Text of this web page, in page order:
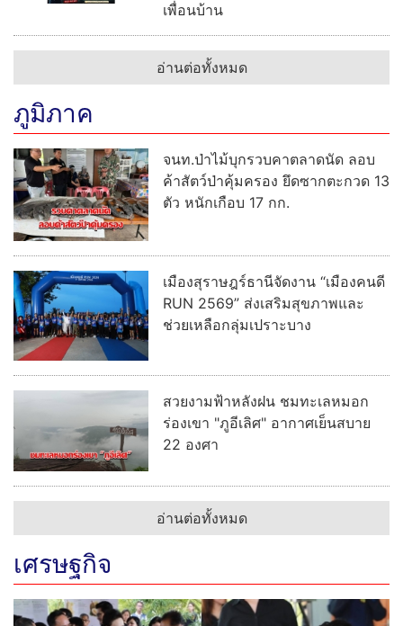
เพื่อนบ้าน
อ่านต่อทั้งหมด
ภูมิภาค
จนท.ป่าไม้บุกรวบคาตลาดนัด ลอบ
ค้าสัตว์ป่าคุ้มครอง ยึดซากตะกวด 13
ตัว หนักเกือบ 17 กก.
เมืองสุราษฎร์ธานีจัดงาน “เมืองคนดี
RUN 2569” ส่งเสริมสุขภาพและ
ช่วยเหลือกลุ่มเปราะบาง
สวยงามฟ้าหลังฝน ชมทะเลหมอก
ร่องเขา "ภูอีเลิศ" อากาศเย็นสบาย
22 องศา
อ่านต่อทั้งหมด
เศรษฐกิจ